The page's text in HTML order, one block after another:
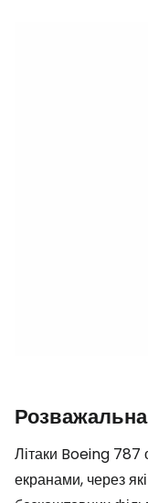
Літаки Boeing 787
екранами, через